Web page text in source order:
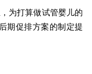
为打算做试管婴儿的
期促排方案的制定提